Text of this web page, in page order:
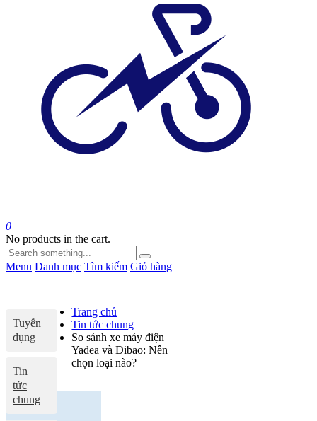
0
No products in the cart.
Menu Danh mục Tìm kiếm Giỏ hàng
Tuyển
dụng
Tin
tức
chung
Trang chủ
Tin tức chung
So sánh xe máy điện
Yadea và Dibao: Nên
chọn loại nào?